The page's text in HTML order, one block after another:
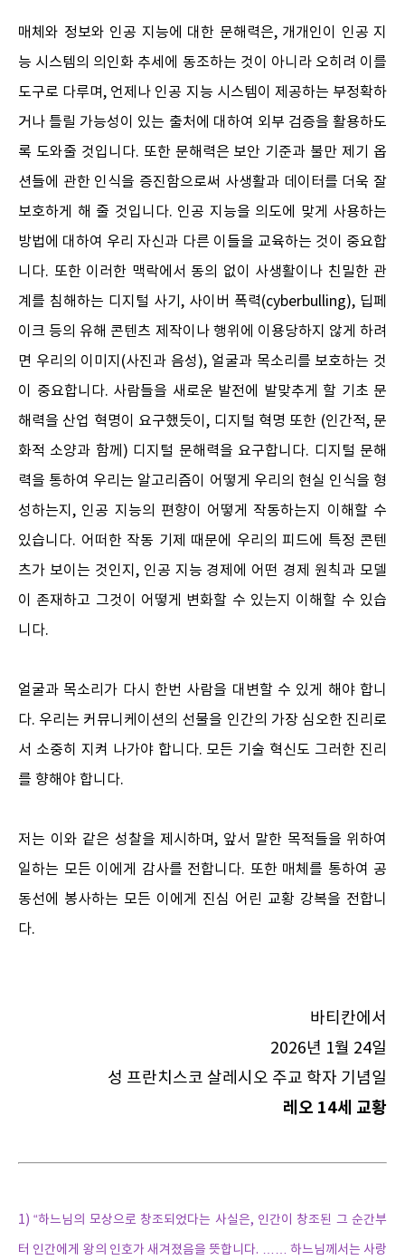
매체와 정보와 인공 지능에 대한 문해력은, 개개인이 인공 지
능 시스템의 의인화 추세에 동조하는 것이 아니라 오히려 이를
도구로 다루며, 언제나 인공 지능 시스템이 제공하는 부정확하
거나 틀릴 가능성이 있는 출처에 대하여 외부 검증을 활용하도
록 도와줄 것입니다. 또한 문해력은 보안 기준과 불만 제기 옵
션들에 관한 인식을 증진함으로써 사생활과 데이터를 더욱 잘
보호하게 해 줄 것입니다. 인공 지능을 의도에 맞게 사용하는
방법에 대하여 우리 자신과 다른 이들을 교육하는 것이 중요합
니다. 또한 이러한 맥락에서 동의 없이 사생활이나 친밀한 관
계를 침해하는 디지털 사기, 사이버 폭력(cyberbulling), 딥페
이크 등의 유해 콘텐츠 제작이나 행위에 이용당하지 않게 하려
면 우리의 이미지(사진과 음성), 얼굴과 목소리를 보호하는 것
이 중요합니다. 사람들을 새로운 발전에 발맞추게 할 기초 문
해력을 산업 혁명이 요구했듯이, 디지털 혁명 또한 (인간적, 문
화적 소양과 함께) 디지털 문해력을 요구합니다. 디지털 문해
력을 통하여 우리는 알고리즘이 어떻게 우리의 현실 인식을 형
성하는지, 인공 지능의 편향이 어떻게 작동하는지 이해할 수
있습니다. 어떠한 작동 기제 때문에 우리의 피드에 특정 콘텐
츠가 보이는 것인지, 인공 지능 경제에 어떤 경제 원칙과 모델
이 존재하고 그것이 어떻게 변화할 수 있는지 이해할 수 있습
니다.
얼굴과 목소리가 다시 한번 사람을 대변할 수 있게 해야 합니
다. 우리는 커뮤니케이션의 선물을 인간의 가장 심오한 진리로
서 소중히 지켜 나가야 합니다. 모든 기술 혁신도 그러한 진리
를 향해야 합니다.
저는 이와 같은 성찰을 제시하며, 앞서 말한 목적들을 위하여
일하는 모든 이에게 감사를 전합니다. 또한 매체를 통하여 공
동선에 봉사하는 모든 이에게 진심 어린 교황 강복을 전합니
다.
바티칸에서
2026년 1월 24일
성 프란치스코 살레시오 주교 학자 기념일
레오 14세 교황
1) “하느님의 모상으로 창조되었다는 사실은, 인간이 창조된 그 순간부
터 인간에게 왕의 인호가 새겨졌음을 뜻합니다. …… 하느님께서는 사랑